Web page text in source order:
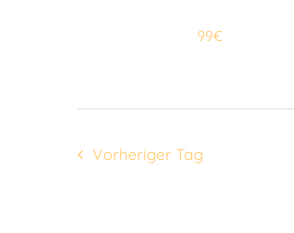
99€
Vorheriger Tag